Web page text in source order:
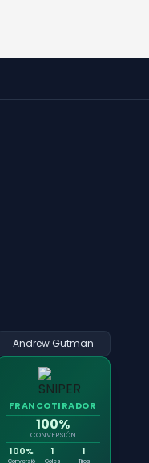
Andrew Gutman
FRANCOTIRADOR
100%
CONVERSIÓN
100%
Conversió
1
Goles
1
Tiros